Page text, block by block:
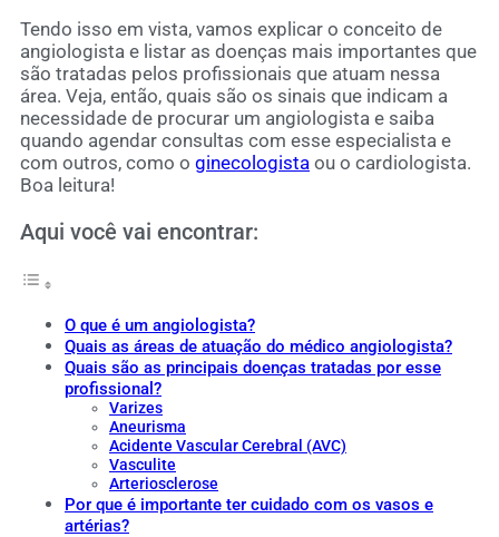
Tendo isso em vista, vamos explicar o conceito de
angiologista e listar as doenças mais importantes que
são tratadas pelos profissionais que atuam nessa
área. Veja, então, quais são os sinais que indicam a
necessidade de procurar um angiologista e saiba
quando agendar consultas com esse especialista e
com outros, como o ginecologista ou o cardiologista.
Boa leitura!
Aqui você vai encontrar:
O que é um angiologista?
Quais as áreas de atuação do médico angiologista?
Quais são as principais doenças tratadas por esse
profissional?
Varizes
Aneurisma
Acidente Vascular Cerebral (AVC)
Vasculite
Arteriosclerose
Por que é importante ter cuidado com os vasos e
artérias?